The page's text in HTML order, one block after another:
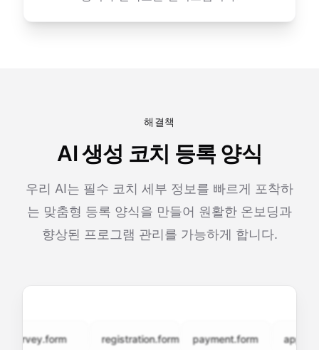
해결책
AI 생성 코치 등록 양식
우리 AI는 필수 코치 세부 정보를 빠르게 포착하
는 맞춤형 등록 양식을 만들어 원활한 온보딩과
향상된 프로그램 관리를 가능하게 합니다.
registration.form payment.form